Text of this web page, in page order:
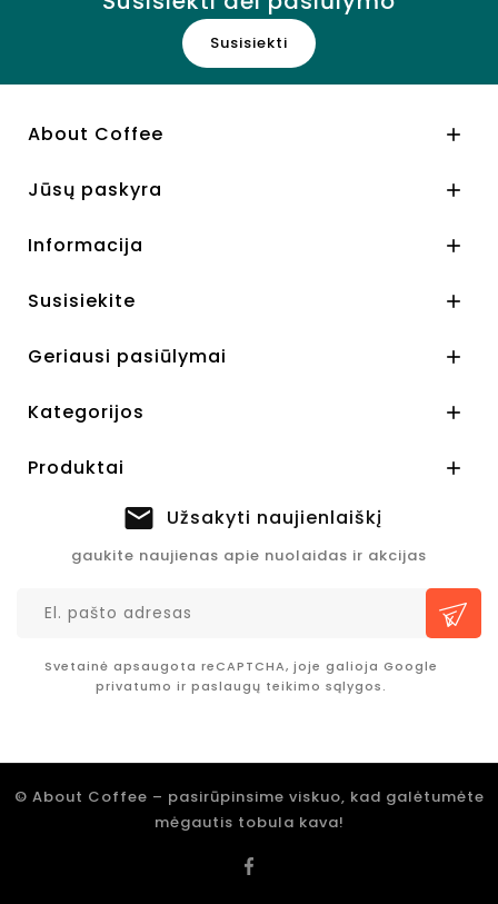
Susisiekti
About Coffee 
Jūsų paskyra 
Informacija 
Susisiekite 
Geriausi pasiūlymai 
Kategorijos 
Produktai 
Užsakyti naujienlaiškį
gaukite naujienas apie nuolaidas ir akcijas
Svetainė apsaugota reCAPTCHA, joje galioja Google
privatumo ir paslaugų teikimo sąlygos.
© About Coffee – pasirūpinsime viskuo, kad galėtumėte
mėgautis tobula kava!